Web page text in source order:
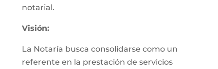
notarial.
Visión:
La Notaría busca consolidarse como un
referente en la prestación de servicios